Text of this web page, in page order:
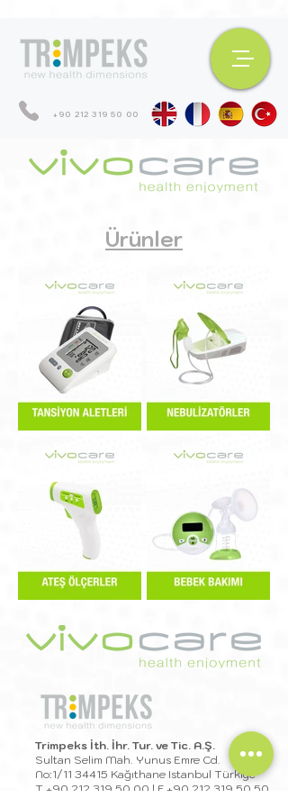
+90 212 319 50 00
Ürünler
Trimpeks İth. İhr. Tur. ve Tic. A.Ş.
Sultan Selim Mah. Yunus Emre Cd.
No:1/11 34415 Kağıthane Istanbul Türkiye
T +90 212 319 50 00 | F +90 212 319 50 50